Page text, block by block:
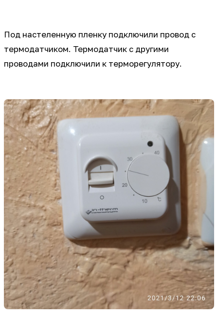
Под настеленную пленку подключили провод с
термодатчиком. Термодатчик с другими
проводами подключили к терморегулятору.